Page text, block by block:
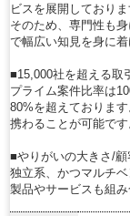
ビスを展開しておりま
そのため、専門性も
で幅広い知見を身に
■15,000社を超える取
プライム案件比率は
80%を超えておりま
携わることが可能です
■やりがいの大きさ/顧
独立系、かつマルチ
製品やサービスも組